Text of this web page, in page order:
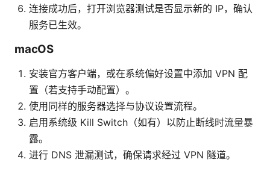
连接成功后，打开浏览器测试是否显示新的 IP，确认
服务已生效。
macOS
安装官方客户端，或在系统偏好设置中添加 VPN 配
置（若支持手动配置）。
使用同样的服务器选择与协议设置流程。
启用系统级 Kill Switch（如有）以防止断线时流量暴
露。
进行 DNS 泄漏测试，确保请求经过 VPN 隧道。